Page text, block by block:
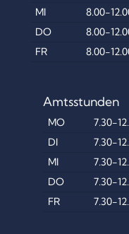
MI
8.00-
DO
8.00-
FR
8.00-
Amtsstunden
MO
7.30-
DI
7.30-
MI
7.30-
DO
7.30-
FR
7.30-